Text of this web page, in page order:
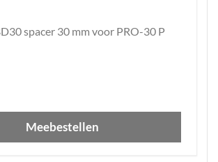
spacer 30 mm voor PRO-30 P
Meebestellen